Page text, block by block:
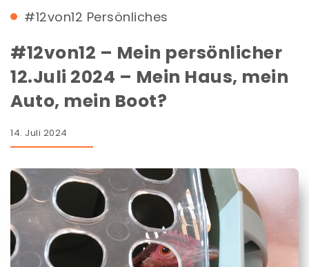
#12von12 Persönliches
#12von12 – Mein persönlicher
12.Juli 2024 – Mein Haus, mein
Auto, mein Boot?
14. Juli 2024